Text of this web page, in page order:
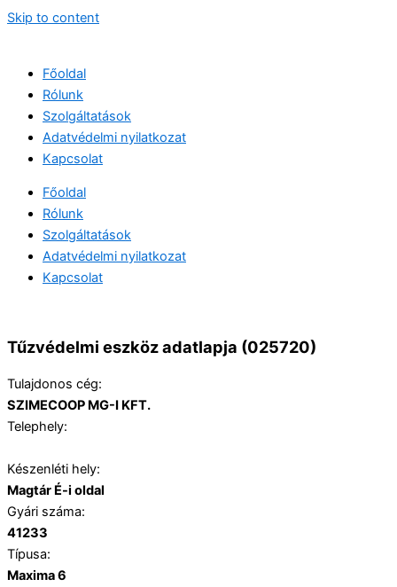
Skip to content
Főoldal
Rólunk
Szolgáltatások
Adatvédelmi nyilatkozat
Kapcsolat
Főoldal
Rólunk
Szolgáltatások
Adatvédelmi nyilatkozat
Kapcsolat
Tűzvédelmi eszköz adatlapja (025720)
Tulajdonos cég:
SZIMECOOP MG-I KFT.
Telephely:
Készenléti hely:
Magtár É-i oldal
Gyári száma:
41233
Típusa:
Maxima 6